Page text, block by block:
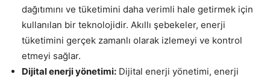
dağıtımını ve tüketimini daha verimli hale getirmek için
kullanılan bir teknolojidir. Akıllı şebekeler, enerji
tüketimini gerçek zamanlı olarak izlemeyi ve kontrol
etmeyi sağlar.
Dijital enerji yönetimi: Dijital enerji yönetimi, enerji